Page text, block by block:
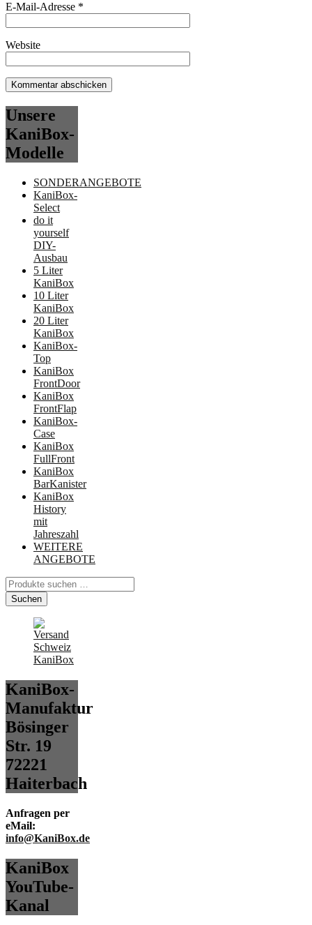
E-Mail-Adresse *
Website
Unsere
KaniBox-
Modelle
SONDERANGEBOTE
KaniBox-
Select
do it
yourself
DIY-
Ausbau
5 Liter
KaniBox
10 Liter
KaniBox
20 Liter
KaniBox
KaniBox-
Top
KaniBox
FrontDoor
KaniBox
FrontFlap
KaniBox-
Case
KaniBox
FullFront
KaniBox
BarKanister
KaniBox
History
mit
Jahreszahl
WEITERE
ANGEBOTE
Suchen
nach:
Suchen
KaniBox-
Manufaktur
Bösinger
Str. 19
72221
Haiterbach
Anfragen per
eMail:
info@KaniBox.de
KaniBox
YouTube-
Kanal